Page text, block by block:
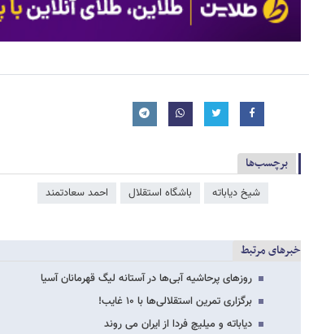
برچسب‌ها
شیخ دیاباته باشگاه استقلال احمد سعادتمند
خبرهای مرتبط
روزهای پرحاشیه آبی‌ها در آستانه لیگ قهرمانان آسیا
برگزاری تمرین استقلالی‌ها با ۱۰ غایب!
دیاباته و میلیچ فردا از ایران می روند